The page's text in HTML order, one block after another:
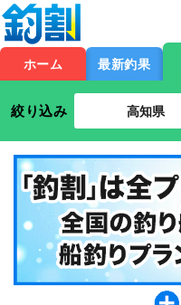
ホーム 最新釣果
絞り込み 高知県